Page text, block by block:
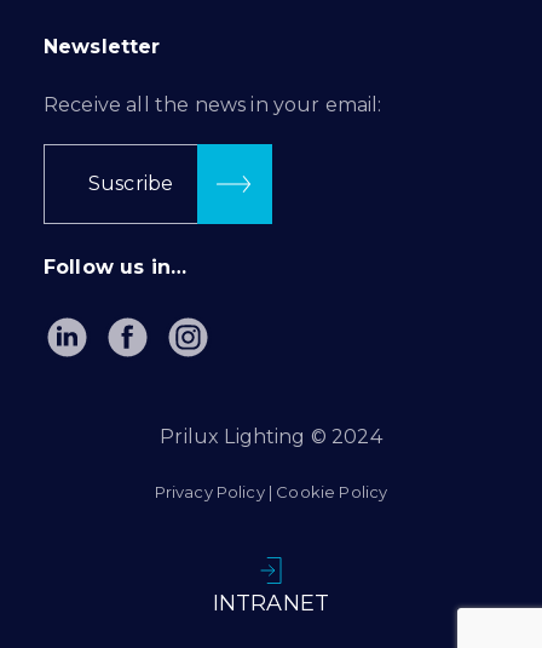
Newsletter
Receive all the news in your email:
Suscribe
Follow us in…
Prilux Lighting © 2024
Privacy Policy| Cookie Policy
INTRANET